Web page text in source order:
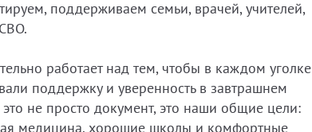
поддерживаем семьи, врачей, учителей,
работает над тем, чтобы в каждом уголке
поддержку и уверенность в завтрашнем
не просто документ, это наши общие цели:
медицина, хорошие школы и комфортные